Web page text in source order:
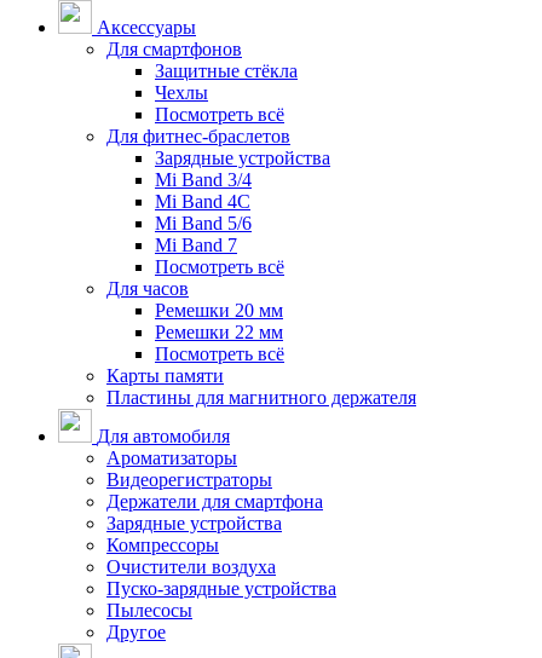
Аксессуары
Для смартфонов
Защитные стёкла
Чехлы
Посмотреть всё
Для фитнес-браслетов
Зарядные устройства
Mi Band 3/4
Mi Band 4C
Mi Band 5/6
Mi Band 7
Посмотреть всё
Для часов
Ремешки 20 мм
Ремешки 22 мм
Посмотреть всё
Карты памяти
Пластины для магнитного держателя
Для автомобиля
Ароматизаторы
Видеорегистраторы
Держатели для смартфона
Зарядные устройства
Компрессоры
Очистители воздуха
Пуско-зарядные устройства
Пылесосы
Другое